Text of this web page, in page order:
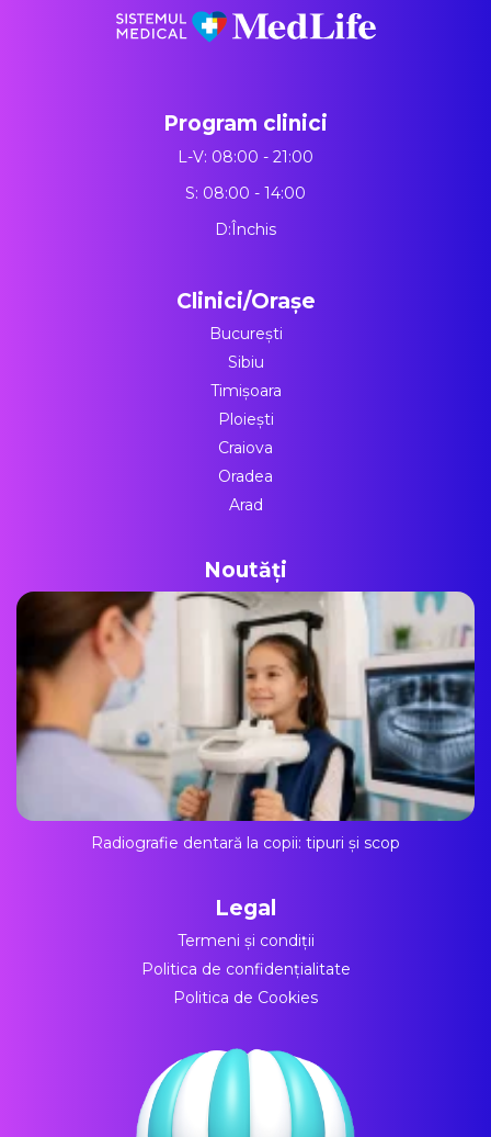
Program clinici
L-V: 08:00 - 21:00
S: 08:00 - 14:00
D:Închis
Clinici/Orașe
București
Sibiu
Timișoara
Ploiești
Craiova
Oradea
Arad
Noutăți
Radiografie dentară la copii: tipuri și scop
Legal
Termeni și condiții
Politica de confidențialitate
Politica de Cookies